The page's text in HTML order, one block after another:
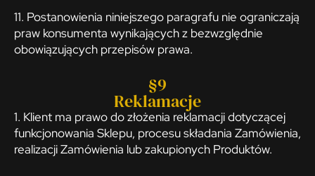
11. Postanowienia niniejszego paragrafu nie ograniczają
praw konsumenta wynikających z bezwzględnie
obowiązujących przepisów prawa.
§9
Reklamacje
1. Klient ma prawo do złożenia reklamacji dotyczącej
funkcjonowania Sklepu, procesu składania Zamówienia,
realizacji Zamówienia lub zakupionych Produktów.